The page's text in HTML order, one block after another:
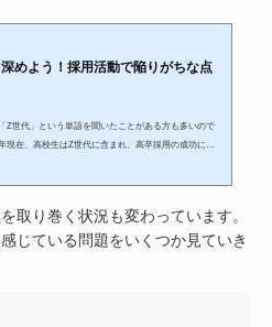
めよう！採用活動で陥りがちな点
Z世代」という単語を聞いたことがある方も多いので
現在、高校生はZ世代に含まれ、高卒採用の成功にはZ
背景や考え方を理解することは、採用成功への第一
ての基本的な内容を確認していきましょう。「Z...
取り巻く状況も変わっています。
じている問題をいくつか見ていき